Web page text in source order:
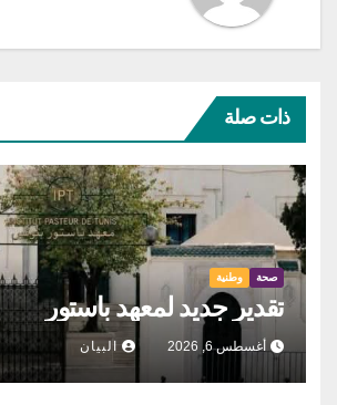
ذات صلة
صحة وطنية
تقدير جديد لمعهد باستور
أغسطس 6, 2026 البيان